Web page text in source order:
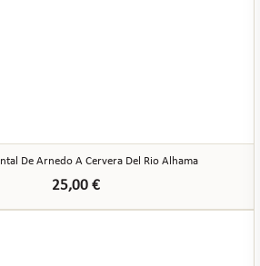
De Arnedo A Cervera Del Rio Alhama
25,00 €